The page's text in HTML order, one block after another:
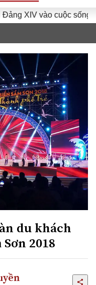
vào cuộc sống
du khách
2018